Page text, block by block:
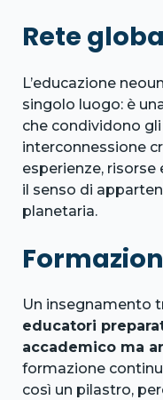
Rete
L’educazione
singolo luogo: è
che condividono
interconnessione
esperienze,
il senso di
planetaria.
Un insegnamento
educatori
accademico ma
formazione
così un pilastro,